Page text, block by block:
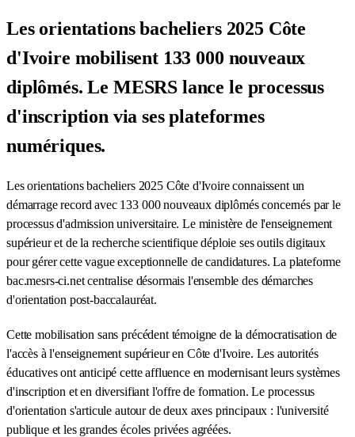
Les orientations bacheliers 2025 Côte
d'Ivoire mobilisent 133 000 nouveaux
diplômés. Le MESRS lance le processus
d'inscription via ses plateformes
numériques.
Les orientations bacheliers 2025 Côte d'Ivoire connaissent un
démarrage record avec 133 000 nouveaux diplômés concernés par le
processus d'admission universitaire. Le ministère de l'enseignement
supérieur et de la recherche scientifique déploie ses outils digitaux
pour gérer cette vague exceptionnelle de candidatures. La plateforme
bac.mesrs-ci.net centralise désormais l'ensemble des démarches
d'orientation post-baccalauréat.
Cette mobilisation sans précédent témoigne de la démocratisation de
l'accès à l'enseignement supérieur en Côte d'Ivoire. Les autorités
éducatives ont anticipé cette affluence en modernisant leurs systèmes
d'inscription et en diversifiant l'offre de formation. Le processus
d'orientation s'articule autour de deux axes principaux : l'université
publique et les grandes écoles privées agréées.